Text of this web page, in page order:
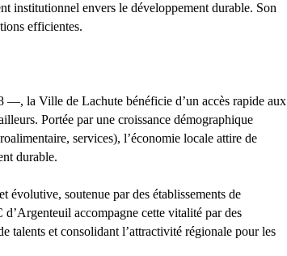
institutionnel envers le développement durable. Son
efficientes.
—, la Ville de Lachute bénéficie d’un accès rapide aux
Portée par une croissance démographique
services), l’économie locale attire de
durable.
soutenue par des établissements de
accompagne cette vitalité par des
talents et consolidant l’attractivité régionale pour les